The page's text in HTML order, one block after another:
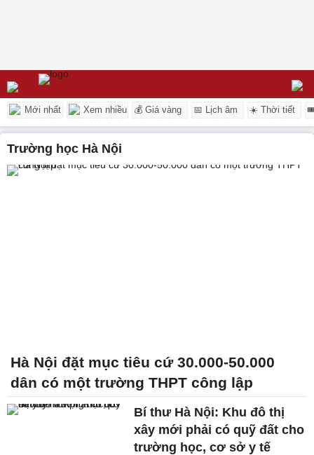
Mới nhất Xem nhiều 💰 Giá vàng 📅 Lịch âm ☀️ Thời tiết
trường học Hà Nội
Hà Nội đặt mục tiêu cứ 30.000-50.000
dân có một trường THPT công lập
Bí thư Hà Nội: Khu đô thị
xây mới phải có quỹ đất cho
trường học, cơ sở y tế